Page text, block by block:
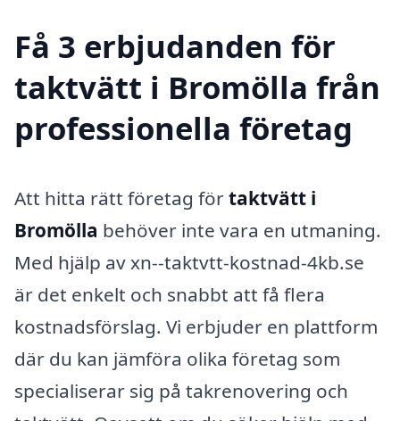
Få 3 erbjudanden för
taktvätt i Bromölla från
professionella företag
Att hitta rätt företag förtaktvätt i
Bromölla behöver inte vara en utmaning.
Med hjälp av xn--taktvtt-kostnad-4kb.se
är det enkelt och snabbt att få flera
kostnadsförslag. Vi erbjuder en plattform
där du kan jämföra olika företag som
specialiserar sig på takrenovering och